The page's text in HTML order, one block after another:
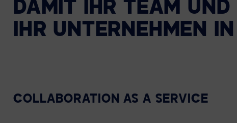
DAMIT IHR TEAM UND
IHR UNTERNEHMEN IN
COLLABORATION AS A SERVICE